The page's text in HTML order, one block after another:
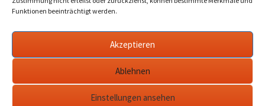
Funktionen beeinträchtigt werden.
Akzeptieren
Ablehnen
Einstellungen ansehen
Beitragsnavigation
←Rathaus: Online-Umfrage zum Radverkehr in
Werder von 11. August bis 14. September
Naturschutzfonds Brandenburg: Insekten hautnah
in den Glindower Alpen